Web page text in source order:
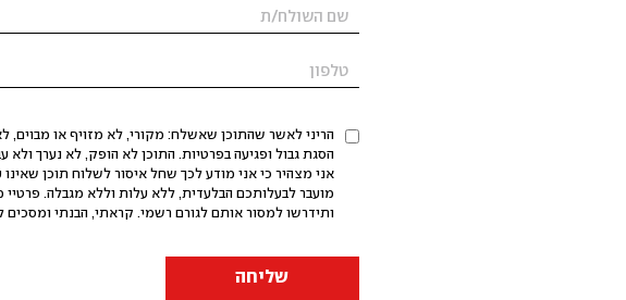
הריני לאשר שהתוכן שאשלח: מקורי, לא מזויף או מבוים,
אני מצהיר כי אני מודע לכך שחל איסור לשלוח תוכן
מועבר לבעלותכם הבלעדית, ללא עלות וללא מגבלה.
ותידרשו למסור אותם לגורם רשמי. קראתי, הבנתי ומסכים
שליחה